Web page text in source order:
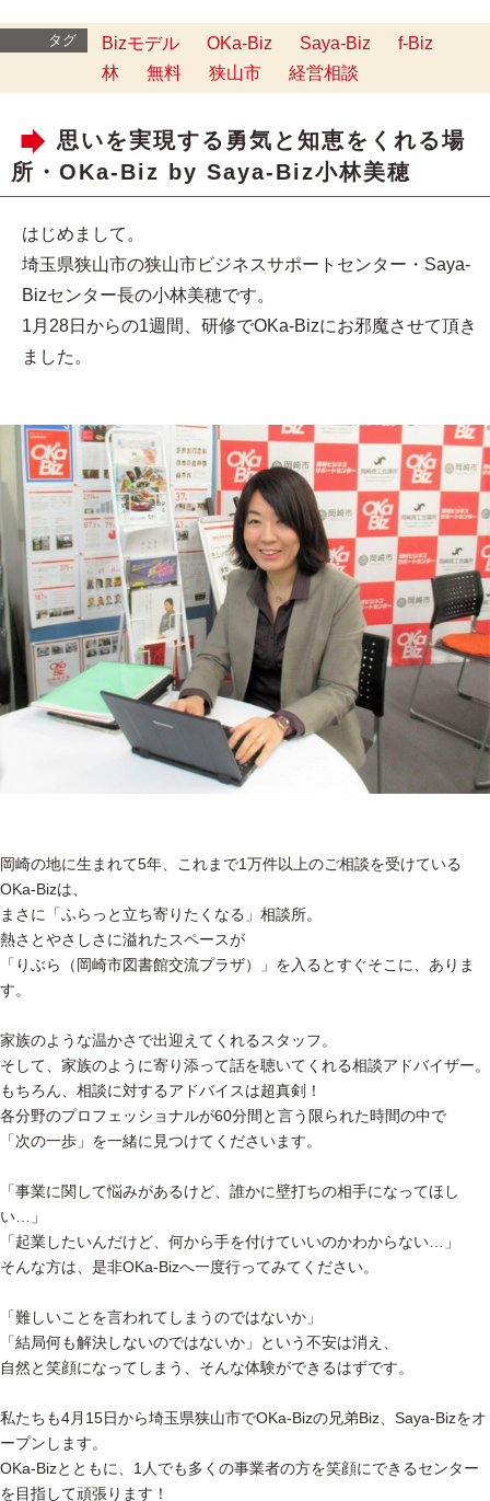
タグ Bizモデル OKa-Biz Saya-Biz
f-Biz
林
無料 狭山市 経営相談
思いを実現する勇気と知恵をくれる場
所・OKa-Biz by Saya-Biz小林美穂
はじめまして。
埼玉県狭山市の狭山市ビジネスサポートセンター・Saya-
Bizセンター長の小林美穂です。
1月28日からの1週間、研修でOKa-Bizにお邪魔させて頂き
ました。
岡崎の地に生まれて5年、これまで1万件以上のご相談を受けている
OKa-Bizは、
まさに「ふらっと立ち寄りたくなる」相談所。
熱さとやさしさに溢れたスペースが
「りぶら（岡崎市図書館交流プラザ）」を入るとすぐそこに、ありま
す。
家族のような温かさで出迎えてくれるスタッフ。
そして、家族のように寄り添って話を聴いてくれる相談アドバイザー。
もちろん、相談に対するアドバイスは超真剣！
各分野のプロフェッショナルが60分間と言う限られた時間の中で
「次の一歩」を一緒に見つけてくださいます。
「事業に関して悩みがあるけど、誰かに壁打ちの相手になってほし
い…」
「起業したいんだけど、何から手を付けていいのかわからない…」
そんな方は、是非OKa-Bizへ一度行ってみてください。
「難しいことを言われてしまうのではないか」
「結局何も解決しないのではないか」という不安は消え、
自然と笑顔になってしまう、そんな体験ができるはずです。
私たちも4月15日から埼玉県狭山市でOKa-Bizの兄弟Biz、Saya-Bizをオ
ープンします。
OKa-Bizとともに、1人でも多くの事業者の方を笑顔にできるセンター
を目指して頑張ります！